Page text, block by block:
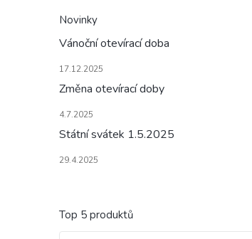
Novinky
Vánoční otevírací doba
17.12.2025
Změna otevírací doby
4.7.2025
Státní svátek 1.5.2025
29.4.2025
Top 5 produktů